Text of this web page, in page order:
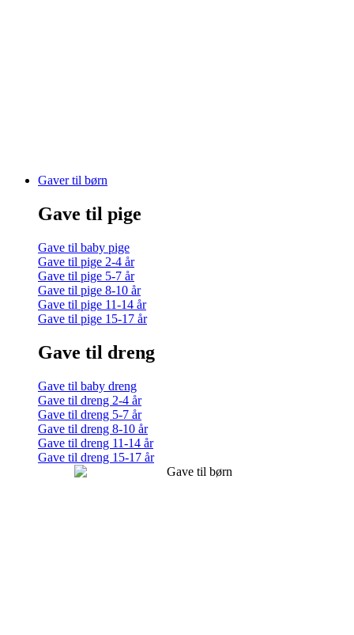
Gaver til børn
Gave til pige
Gave til baby pige
Gave til pige 2-4 år
Gave til pige 5-7 år
Gave til pige 8-10 år
Gave til pige 11-14 år
Gave til pige 15-17 år
Gave til dreng
Gave til baby dreng
Gave til dreng 2-4 år
Gave til dreng 5-7 år
Gave til dreng 8-10 år
Gave til dreng 11-14 år
Gave til dreng 15-17 år